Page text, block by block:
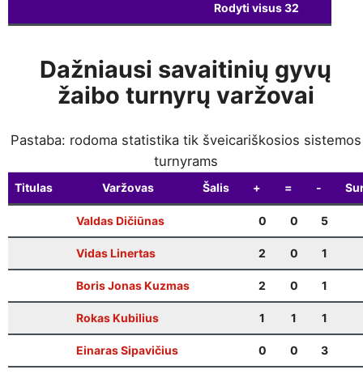
Rodyti visus32
Dažniausi savaitinių gyvų
žaibo turnyrų varžovai
Pastaba: rodoma statistika tik šveicariškosios sistemos
turnyrams
Titulas Varžovas Šalis + = -
Valdas Dičiūnas 0 0 5
Vidas Linertas 2 0 1
Boris Jonas Kuzmas 2 0 1
Rokas Kubilius 1 1 1
Einaras Sipavičius 0 0 3